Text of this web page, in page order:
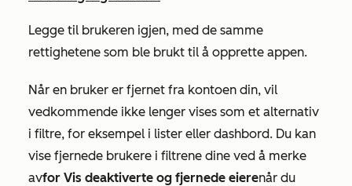
Legge til brukeren igjen, med de samme
rettighetene som ble brukt til å opprette appen.
Når en bruker er fjernet fra kontoen din, vil
vedkommende ikke lenger vises som et alternativ
i filtre, for eksempel i lister eller dashbord. Du kan
vise fjernede brukere i filtrene dine ved å merke
avfor Vis deaktiverte og fjernede eierenår du